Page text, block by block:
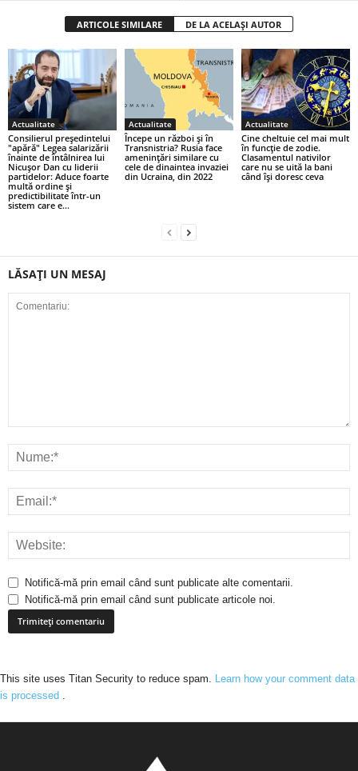
ARTICOLE SIMILARE DE LA ACELAȘI AUTOR
Actualitate
Consilierul președintelui
"apără" Legea salarizării
înainte de întâlnirea lui
Nicuşor Dan cu liderii
partidelor: Aduce foarte
multă ordine şi
predictibilitate într-un
sistem care e...
Actualitate
Începe un război și în
Transnistria? Rusia face
amenințări similare cu
cele de dinaintea invaziei
din Ucraina, din 2022
Actualitate
Cine cheltuie cel mai mult
în funcție de zodie.
Clasamentul nativilor
care nu se uită la bani
când își doresc ceva
LĂSAȚI UN MESAJ
Notifică-mă prin email când sunt publicate alte comentarii.
Notifică-mă prin email când sunt publicate articole noi.
This site uses Titan Security to reduce spam. Learn how your comment data
is processed .